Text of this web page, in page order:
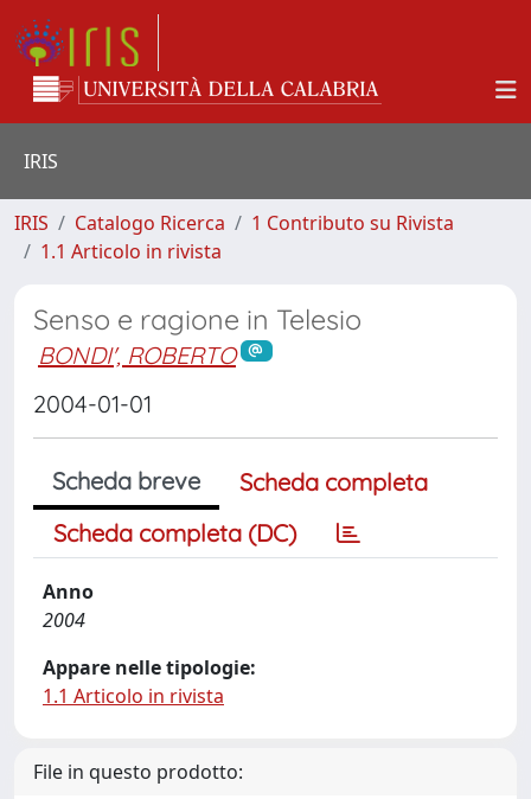
IRIS
IRIS Catalogo Ricerca
1 Contributo su Rivista
1.1 Articolo in rivista
Senso e ragione in Telesio
BONDI', ROBERTO
2004-01-01
Scheda breve
Scheda completa
Scheda completa (DC)
Anno
2004
Appare nelle tipologie:
1.1 Articolo in rivista
File in questo prodotto: